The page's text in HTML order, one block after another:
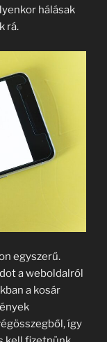
hálásak
rá.
egyszerű.
a weboldalról
a kosár
így